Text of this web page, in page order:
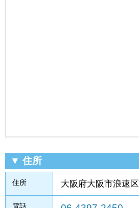
▼ 住所
住所 大阪府大阪市浪速
電話